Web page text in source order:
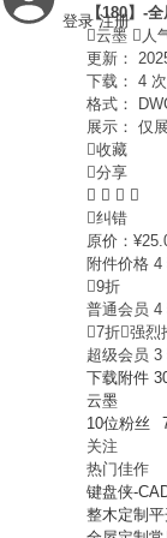
登录 注册
【180】-
云墨  人
更新：
下载： 4 次
格式：
展示： 仅
收藏
分享
   
纠错
原价： ¥
附件价格 4
9折
普通会员 4
7折强烈
超级会员 3
下载附件
云墨
10位粉丝
关注
热门佳作
键盘侠-
整木定制